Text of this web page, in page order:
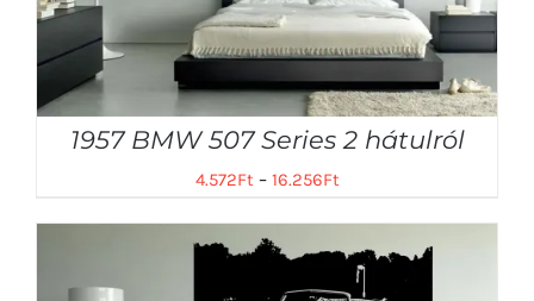
1957 BMW 507 Series 2 hátulról
4.572Ft– 16.256Ft